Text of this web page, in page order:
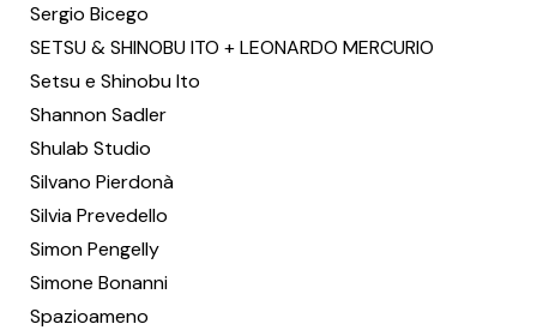
Sergio Bicego
SETSU & SHINOBU ITO + LEONARDO MERCURIO
Setsu e Shinobu Ito
Shannon Sadler
Shulab Studio
Silvano Pierdonà
Silvia Prevedello
Simon Pengelly
Simone Bonanni
Spazioameno